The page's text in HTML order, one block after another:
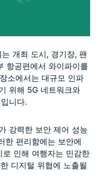
개최 도시, 경기장, 팬
항공편에서 와이파이를
소에서는 대규모 인파
위해 5G 네트워크와
니다.
강력한 보안 제어 성능
한 편리함에는 보안에
인해 여행자는 민감한
디지털 위협에 노출될